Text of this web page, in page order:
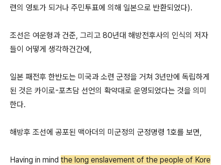
련의 영토가 되거나 주민투표에 의해 일본으로 반환되었다).
조선은 여운형과 건준, 그리고 80년대 해방전후사의 인식의 저자
들이 어떻게 생각하건간에,
일본 패전후 한반도는 미국과 소련 군정을 거쳐 3년만에 독립하게
된 것은 카이로-포츠담 선언의 확약대로 운영되었다는 것을 의미
한다.
해방후 조선에 공포된 맥아더의 미군정의 군정명령 1호를 보면,
Having in mind the long enslavement of the people of Kore